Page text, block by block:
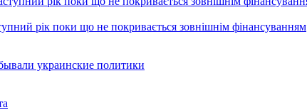
рік поки що не покривається зовнішнім фінансуванням
украинские политики